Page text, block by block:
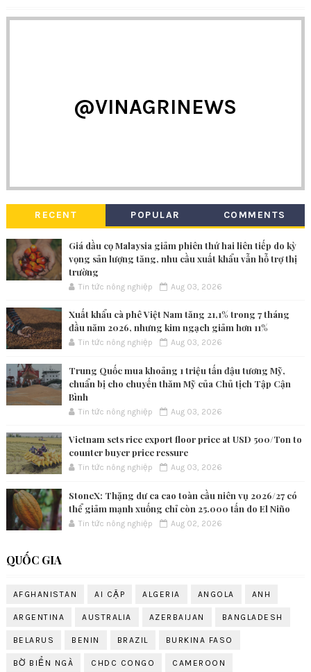
@VINAGRINEWS
RECENT POPULAR COMMENTS
Giá dầu cọ Malaysia giảm phiên thứ hai liên tiếp do kỳ
vọng sản lượng tăng, nhu cầu xuất khẩu vẫn hỗ trợ thị
trường
Tin tức nông nghiệp Aug 03, 2026
Xuất khẩu cà phê Việt Nam tăng 21,1% trong 7 tháng
đầu năm 2026, nhưng kim ngạch giảm hơn 11%
Tin tức nông nghiệp Aug 03, 2026
Trung Quốc mua khoảng 1 triệu tấn đậu tương Mỹ,
chuẩn bị cho chuyến thăm Mỹ của Chủ tịch Tập Cận
Bình
Tin tức nông nghiệp Aug 03, 2026
Vietnam sets rice export floor price at USD 500/Ton to
counter buyer price ressure
Tin tức nông nghiệp Aug 03, 2026
StoneX: Thặng dư ca cao toàn cầu niên vụ 2026/27 có
thể giảm mạnh xuống chỉ còn 25.000 tấn do El Niño
Tin tức nông nghiệp Aug 02, 2026
QUỐC GIA
AFGHANISTAN AI CẬP ALGERIA ANGOLA ANH
ARGENTINA AUSTRALIA AZERBAIJAN BANGLADESH
BELARUS BENIN BRAZIL BURKINA FASO
BỜ BIỂN NGÀ CHDC CONGO CAMEROON